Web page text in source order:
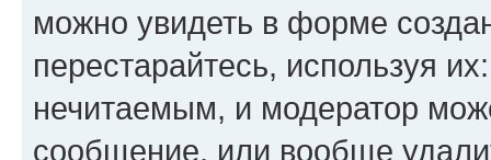
можно увидеть в форме
перестарайтесь, используя
нечитаемым, и модератор
сообщение, или вообще